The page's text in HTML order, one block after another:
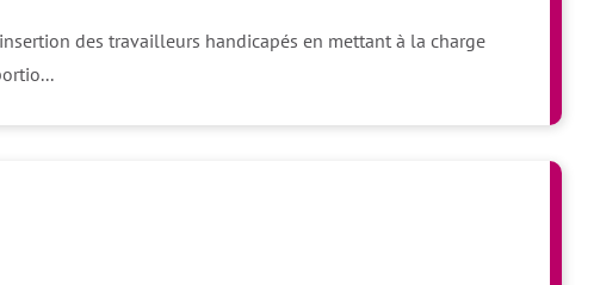
des travailleurs handicapés en mettant à la charge